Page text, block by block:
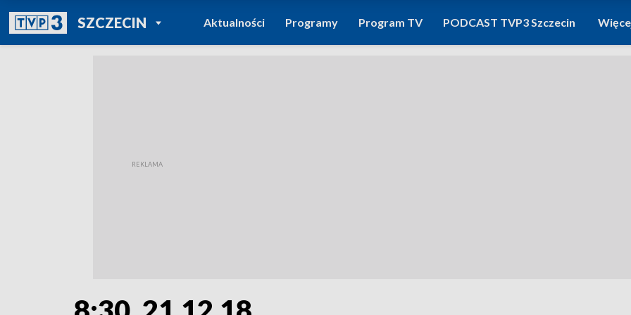
SZCZECINPOWRÓT DO
TVP REGIONY
Aktualności Programy Program TV PODCAST TVP3 Szczecin